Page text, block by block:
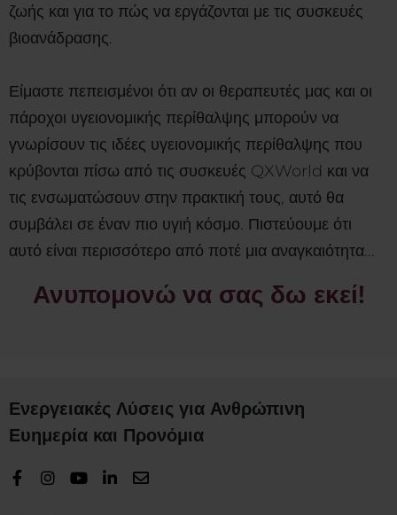
ζωής και για το πώς να εργάζονται με τις συσκευές
βιοανάδρασης.
Είμαστε πεπεισμένοι ότι αν οι θεραπευτές μας και οι
πάροχοι υγειονομικής περίθαλψης μπορούν να
γνωρίσουν τις ιδέες υγειονομικής περίθαλψης που
κρύβονται πίσω από τις συσκευές QXWorld και να
τις ενσωματώσουν στην πρακτική τους, αυτό θα
συμβάλει σε έναν πιο υγιή κόσμο. Πιστεύουμε ότι
αυτό είναι περισσότερο από ποτέ μια αναγκαιότητα...
Ανυπομονώ να σας δω εκεί!
Ενεργειακές Λύσεις για Ανθρώπινη
Ευημερία και Προνόμια